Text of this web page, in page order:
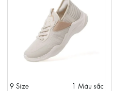
9 Size
1 Màu sắc